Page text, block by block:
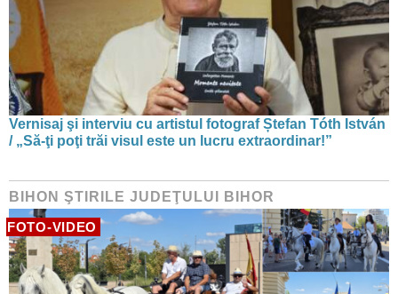
Vernisaj şi interviu cu artistul fotograf Ștefan Tóth István
/ „Să-ţi poţi trăi visul este un lucru extraordinar!”
BIHON ŞTIRILE JUDEŢULUI BIHOR
FOTO-VIDEO